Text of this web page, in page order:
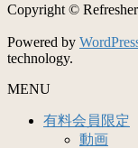
Copyright ©
Powered by
technology.
MENU
有料会員限定
動画